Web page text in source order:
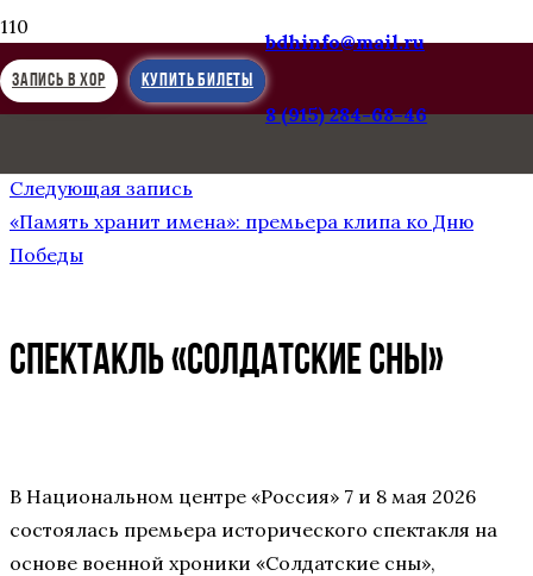
ЗАПИСЬ В ХОР КУПИТЬ БИЛЕТЫ
bdhinfo@mail.ru
8 (915) 284-68-46
Предыдущая запись
Следующая запись
«Память хранит имена»: премьера клипа ко Дню
Победы
Спектакль «Солдатские сны»
В Национальном центре «Россия» 7 и 8 мая 2026
состоялась премьера исторического спектакля на
основе военной хроники «Солдатские сны»,